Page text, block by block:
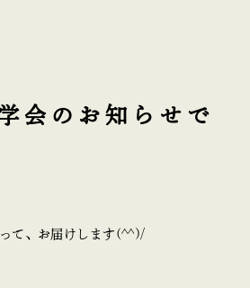
会のお知らせで
て、お届けします(^^)/